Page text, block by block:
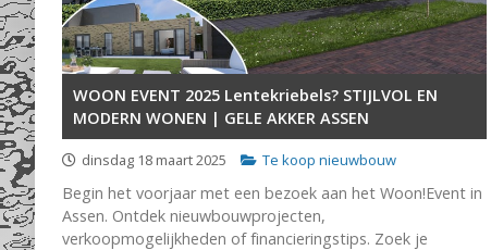
WOON EVENT 2025 Lentekriebels? STIJLVOL EN
MODERN WONEN | GELE AKKER ASSEN
dinsdag 18 maart 2025 Te koop nieuwbouw
Begin het voorjaar met een bezoek aan het Woon!Event in
Assen. Ontdek nieuwbouwprojecten,
verkoopmogelijkheden of financieringstips. Zoek je